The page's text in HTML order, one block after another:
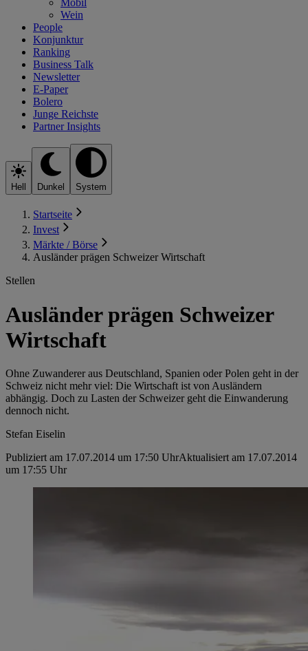
Wein
People
Konjunktur
Ranking
Business Talk
Newsletter
E-Paper
Bolero
Junge Reichste
Partner Insights
Hell Dunkel System
Startseite
Invest
Märkte / Börse
Ausländer prägen Schweizer Wirtschaft
Stellen
Ausländer prägen Schweizer
Wirtschaft
Ohne Zuwanderer aus Deutschland, Spanien oder Polen geht in der
Schweiz nicht mehr viel: Die Wirtschaft ist von Ausländern
abhängig. Doch zu Lasten der Schweizer geht die Einwanderung
dennoch nicht.
Stefan Eiselin
Publiziert am 17.07.2014 um 17:50 UhrAktualisiert am 17.07.2014
um 17:55 Uhr